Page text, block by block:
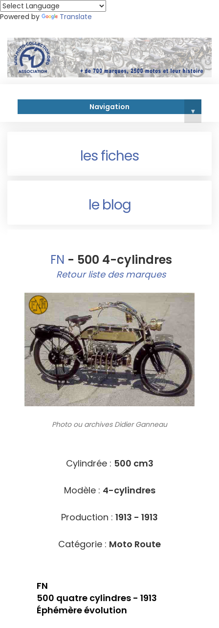
Powered by Translate
Navigation ▾
les fiches
le blog
FN - 500 4-cylindres
Retour liste des marques
Photo ou archivesDidier Ganneau
Cylindrée : 500 cm3
Modèle : 4-cylindres
Production : 1913 - 1913
Catégorie : Moto Route
FN
500 quatre cylindres - 1913
Éphémère évolution